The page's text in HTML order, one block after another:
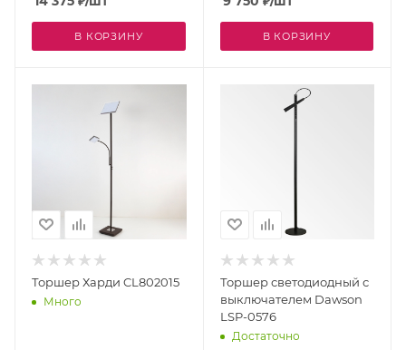
В КОРЗИНУ В КОРЗИНУ
Торшер Харди CL802015
Много
Торшер светодиодный с
выключателем Dawson
LSP-0576
Достаточно